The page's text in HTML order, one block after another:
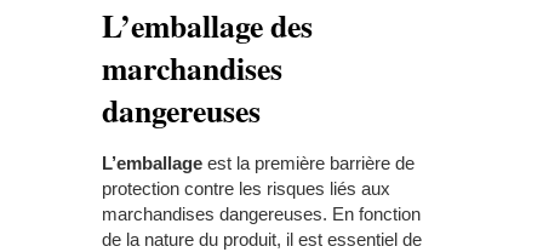
L’emballage des
marchandises
dangereuses
L’emballage est la première barrière de
protection contre les risques liés aux
marchandises dangereuses. En fonction
de la nature du produit, il est essentiel de